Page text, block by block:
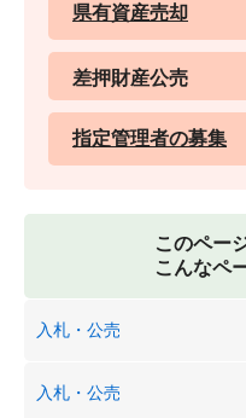
県有資産売却
差押財産公売
指定管理者の募集
このペー
こんなペ
入札・公売
入札・公売